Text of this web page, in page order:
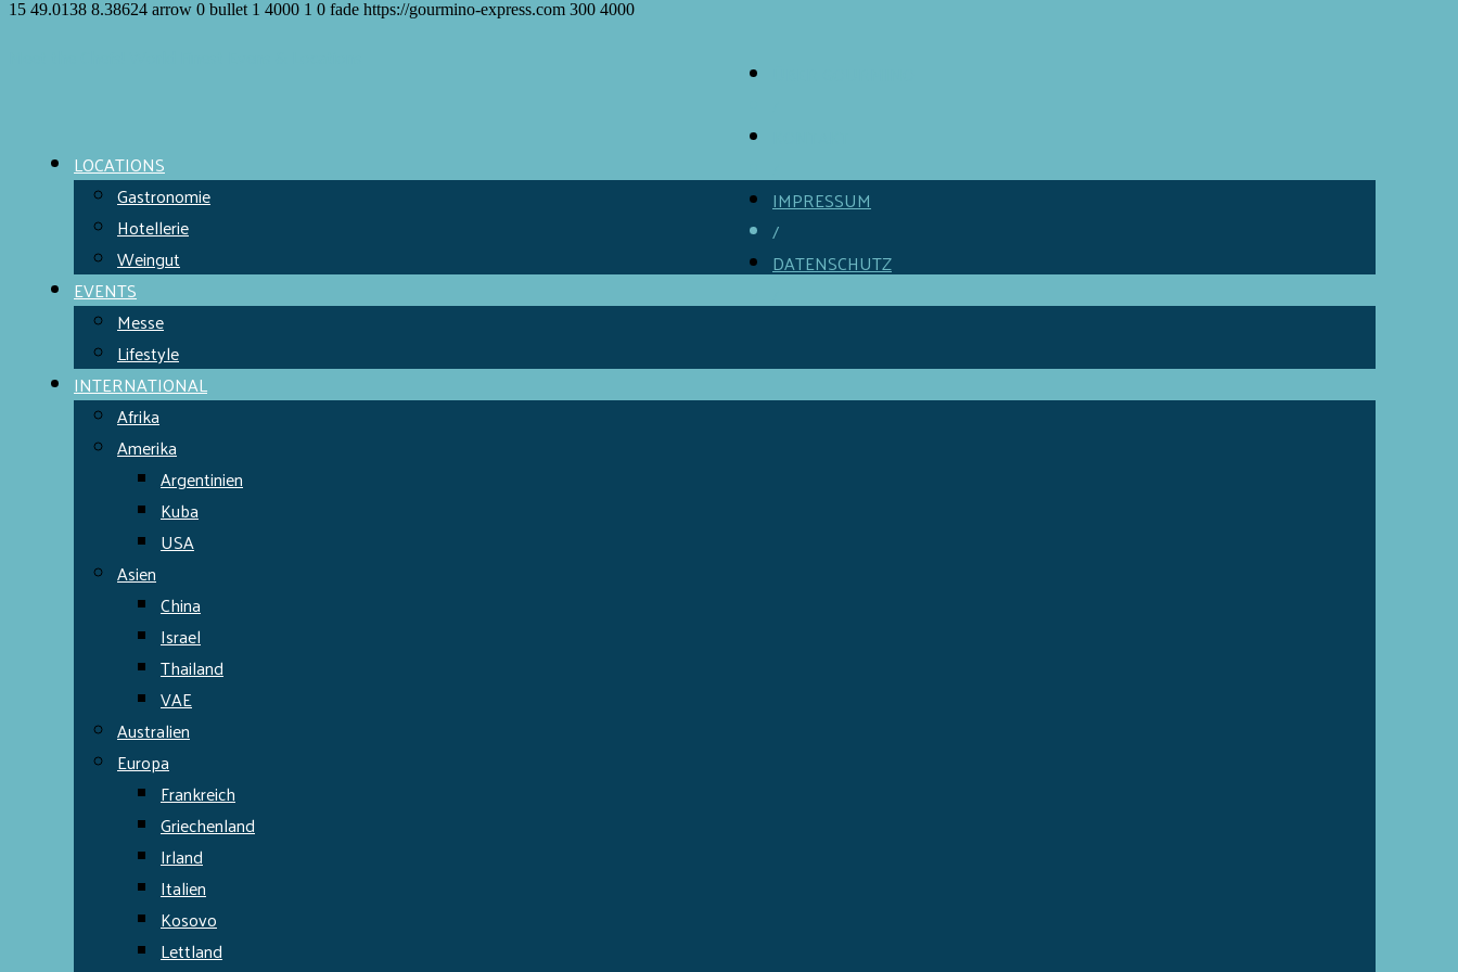
15 49.0138 8.38624 arrow 0 bullet 1 4000 1 0 fade https://gourmino-express.com 300 4000
IMPRESSUM
/
DATENSCHUTZ
LOCATIONS
Gastronomie
Hotellerie
Weingut
EVENTS
Messe
Lifestyle
INTERNATIONAL
Afrika
Amerika
Argentinien
Kuba
USA
Asien
China
Israel
Thailand
VAE
Australien
Europa
Frankreich
Griechenland
Irland
Italien
Kosovo
Lettland